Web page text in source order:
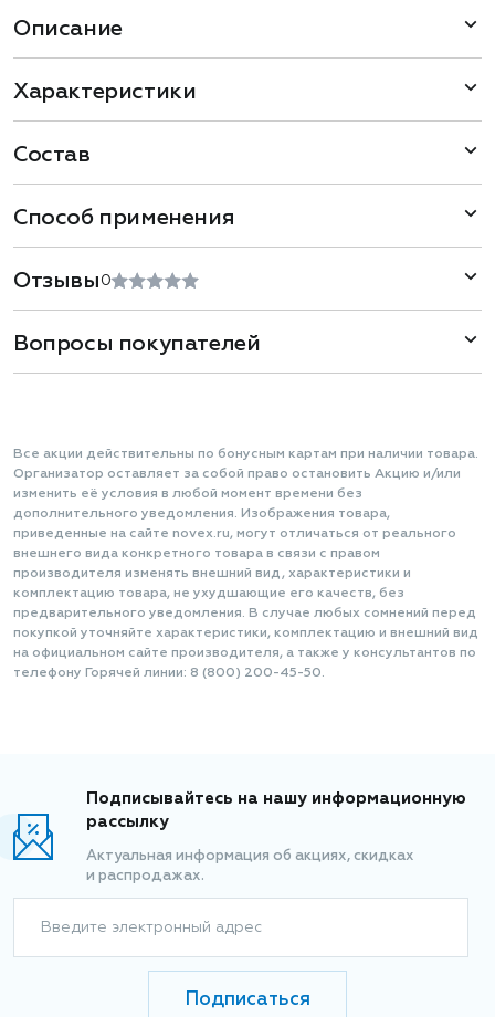
Описание
Характеристики
Состав
Способ применения
Отзывы 0
Вопросы покупателей
Все акции действительны по бонусным картам при наличии товара.
Организатор оставляет за собой право остановить Акцию и/или
изменить её условия в любой момент времени без
дополнительного уведомления. Изображения товара,
приведенные на сайте novex.ru, могут отличаться от реального
внешнего вида конкретного товара в связи с правом
производителя изменять внешний вид, характеристики и
комплектацию товара, не ухудшающие его качеств, без
предварительного уведомления. В случае любых сомнений перед
покупкой уточняйте характеристики, комплектацию и внешний вид
на официальном сайте производителя, а также у консультантов по
телефону Горячей линии: 8 (800) 200-45-50.
Подписывайтесь на нашу информационную
рассылку
Актуальная информация об акциях, скидках
и распродажах.
Введите электронный адрес
Подписаться